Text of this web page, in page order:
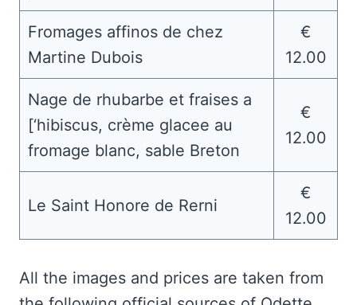
Fromages affinos de chez
Martine Dubois
€
12.00
Nage de rhubarbe et fraises a
[‘hibiscus, crème glacee au
fromage blanc, sable Breton
€
12.00
Le Saint Honore de Rerni
€
12.00
All the images and prices are taken from